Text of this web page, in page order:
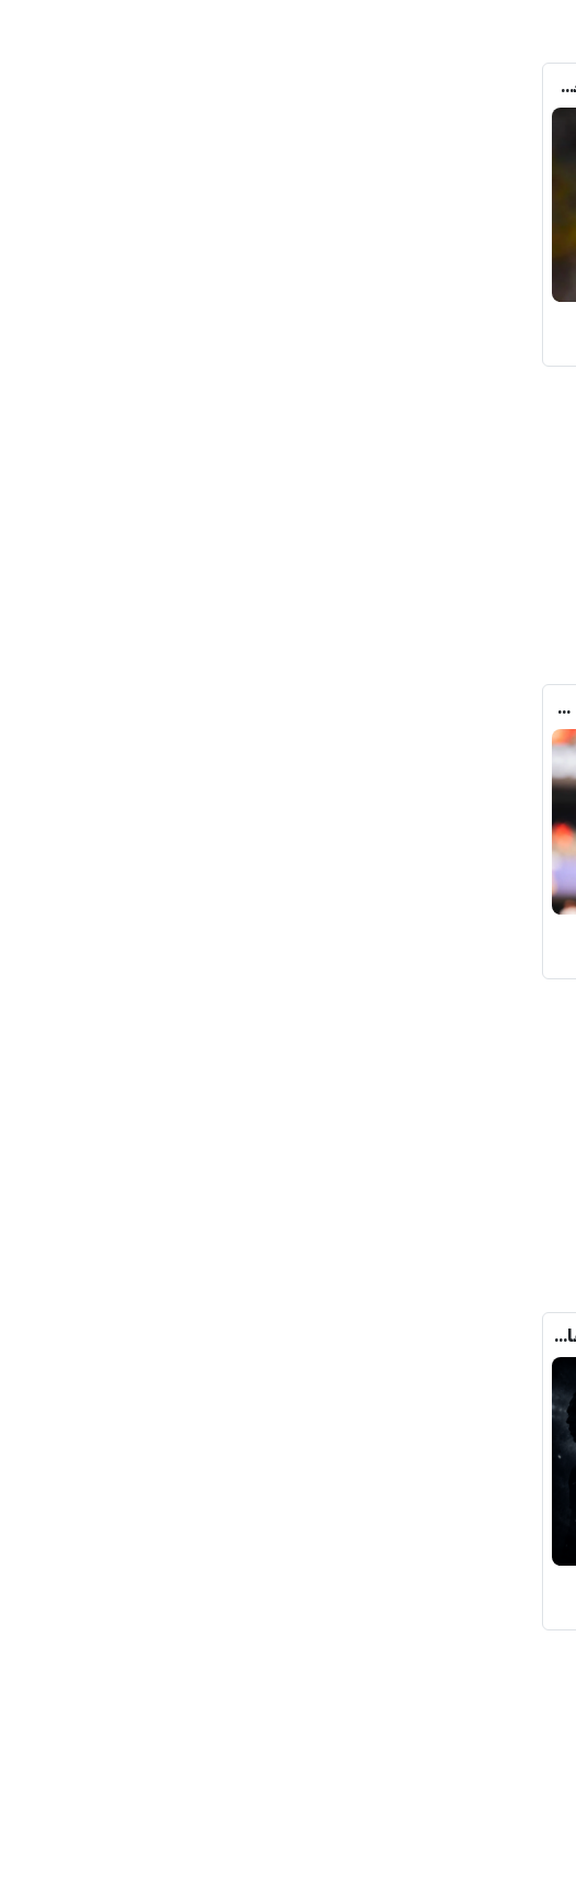
عاجل : “قبل التراجع ” فينيسيوس يقوم بحذف كل صوره مع ريال مدريد
تحول مفاجئ .. هل يخطف برشلونة صفقة رودري من قلب مدريد ؟
بسبب صفقة واحدة .. خيبة أمل بسوق انتقالات ريال مدريد !